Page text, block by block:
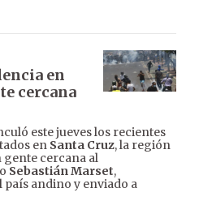
en
cercana
este jueves los recientes
en Santa Cruz, la región
gente cercana al
Sebastián Marset,
andino y enviado a